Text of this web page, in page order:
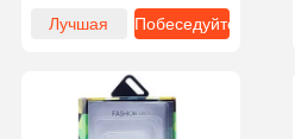
Электроника Коробка
для доставки
Лучшая
Побеседуйте